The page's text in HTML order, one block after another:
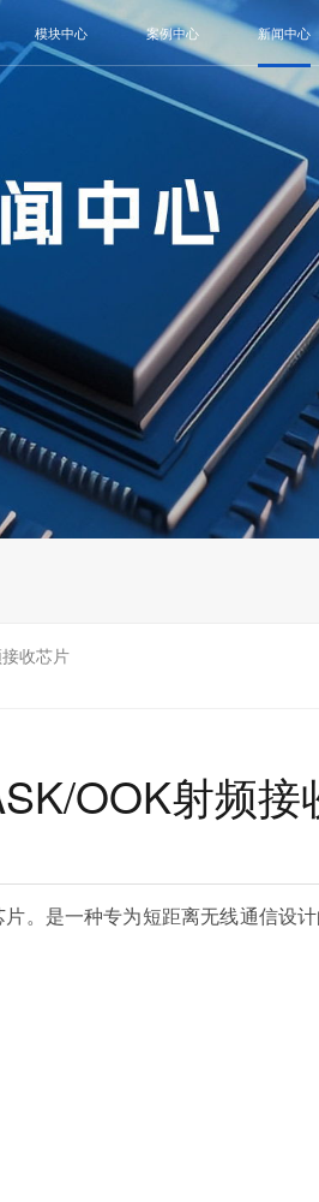
模块中心 案例中心 新闻中心
收芯片
OOK射频接
。是一种专为短距离无线通信设